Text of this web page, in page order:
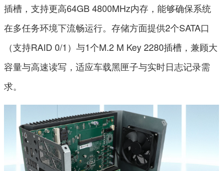
插槽，支持更高64GB 4800MHz内存，能够确保系统
在多任务环境下流畅运行。存储方面提供2个SATA口
（支持RAID 0/1）与1个M.2 M Key 2280插槽，兼顾大
容量与高速读写，适应车载黑匣子与实时日志记录需
求。